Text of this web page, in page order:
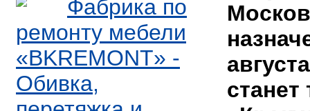
Фабрика по
ремонту мебели
«BKREMONT» -
Обивка,